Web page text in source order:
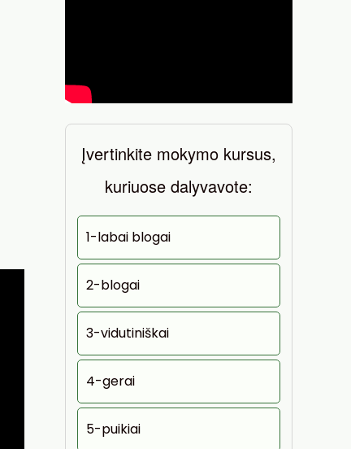
Įvertinkite mokymo kursus,
kuriuose dalyvavote:
1-labai blogai
2-blogai
3-vidutiniškai
4-gerai
5-puikiai